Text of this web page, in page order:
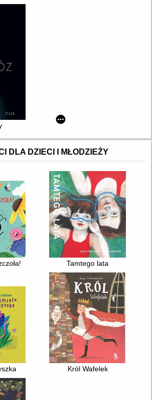
DLA DZIECI I MŁODZIEŻY
Tamtego lata
Król Wafelek